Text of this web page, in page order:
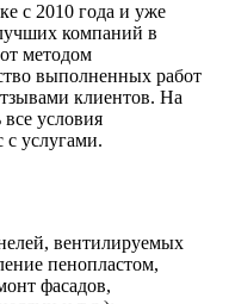
с 2010 года и уже
компаний в
методом
выполненных работ
клиентов. На
условия
с услугами.
вентилируемых
пенопластом,
фасадов,